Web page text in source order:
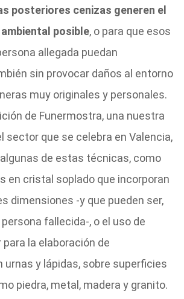
posteriores cenizas generen el
posible, o para que esos
allegada puedan
sin provocar daños al entorno
muy originales y personales.
de Funermostra, una nuestra
sector que se celebra en Valencia,
de estas técnicas, como
en cristal soplado que incorporan
dimensiones -y que pueden ser,
fallecida-, o el uso de
la elaboración de
urnas y lápidas, sobre superficies
piedra, metal, madera y granito.